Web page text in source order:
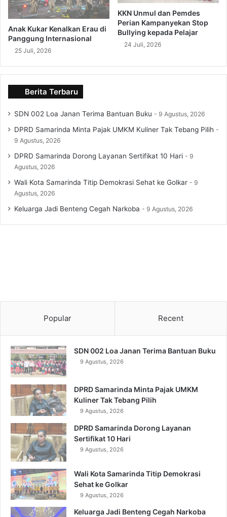
Anak Kukar Kenalkan Erau di
Panggung Internasional
25 Juli, 2026
KKN Unmul dan Pemdes
Perian Kampanyekan Stop
Bullying kepada Pelajar
24 Juli, 2026
Berita Terbaru
SDN 002 Loa Janan Terima Bantuan Buku 9 Agustus, 2026
DPRD Samarinda Minta Pajak UMKM Kuliner Tak Tebang Pilih
9 Agustus, 2026
DPRD Samarinda Dorong Layanan Sertifikat 10 Hari
9
Agustus, 2026
Wali Kota Samarinda Titip Demokrasi Sehat ke Golkar
9
Agustus, 2026
Keluarga Jadi Benteng Cegah Narkoba 9 Agustus, 2026
Popular Recent
SDN 002 Loa Janan Terima Bantuan Buku
9 Agustus, 2026
DPRD Samarinda Minta Pajak UMKM
Kuliner Tak Tebang Pilih
9 Agustus, 2026
DPRD Samarinda Dorong Layanan
Sertifikat 10 Hari
9 Agustus, 2026
Wali Kota Samarinda Titip Demokrasi
Sehat ke Golkar
9 Agustus, 2026
Keluarga Jadi Benteng Cegah Narkoba